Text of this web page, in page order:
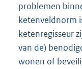
problemen
ketenveldnorm
ketenregisseur
van de)
wonen of